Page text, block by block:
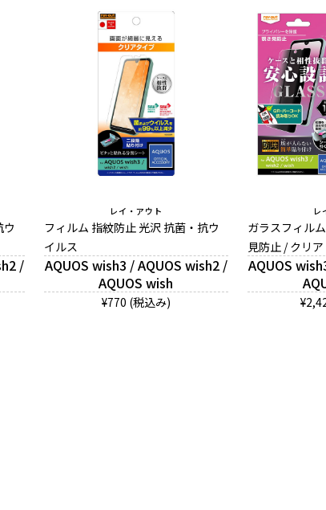
ウ
/
レイ・アウト
フィルム 指紋防止 光沢 抗菌・抗ウ
イルス
AQUOS wish3 / AQUOS wish2 /
AQUOS wish
¥770 (税込み)
レ
ガラスフィル
見防止 / クリア
AQUOS